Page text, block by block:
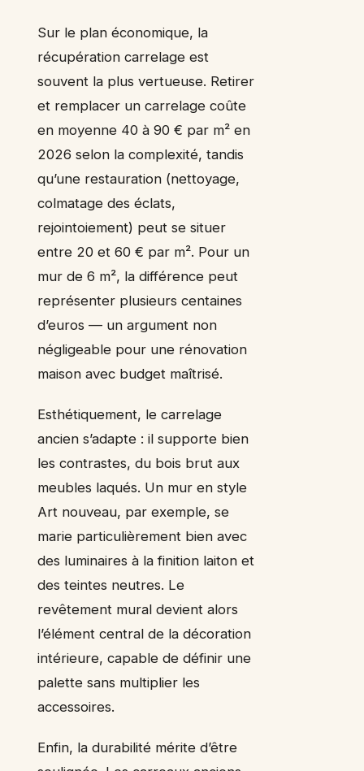
Sur le plan économique, la
récupération carrelage est
souvent la plus vertueuse. Retirer
et remplacer un carrelage coûte
en moyenne 40 à 90 € par m² en
2026 selon la complexité, tandis
qu’une restauration (nettoyage,
colmatage des éclats,
rejointoiement) peut se situer
entre 20 et 60 € par m². Pour un
mur de 6 m², la différence peut
représenter plusieurs centaines
d’euros — un argument non
négligeable pour une rénovation
maison avec budget maîtrisé.
Esthétiquement, le carrelage
ancien s’adapte : il supporte bien
les contrastes, du bois brut aux
meubles laqués. Un mur en style
Art nouveau, par exemple, se
marie particulièrement bien avec
des luminaires à la finition laiton et
des teintes neutres. Le
revêtement mural devient alors
l’élément central de la décoration
intérieure, capable de définir une
palette sans multiplier les
accessoires.
Enfin, la durabilité mérite d’être